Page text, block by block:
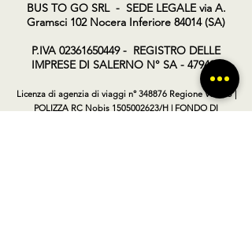
BUS TO GO SRL - SEDE LEGALE via A.
Gramsci 102 Nocera Inferiore 84014 (SA)
P.IVA 02361650449- REGISTRO DELLE
IMPRESE DI SALERNO N° SA - 479404
Licenza di agenzia di viaggi n° 348876 Regione Veneto |
POLIZZA RC Nobis 1505002623/H | FONDO DI